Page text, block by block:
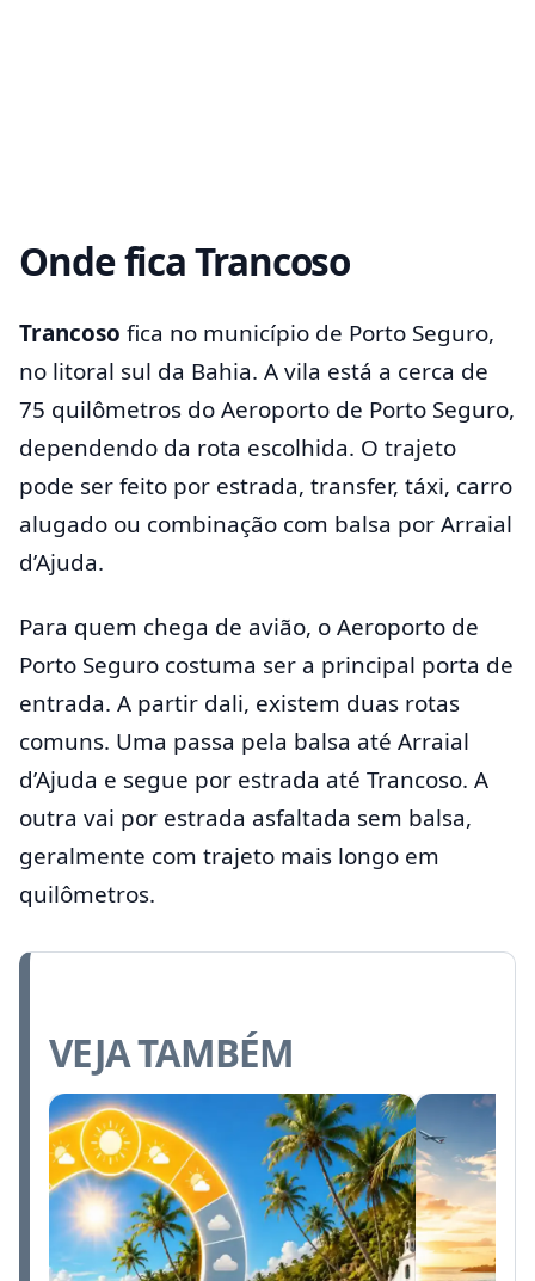
Onde fica Trancoso
Trancoso fica no município de Porto Seguro,
no litoral sul da Bahia. A vila está a cerca de
75 quilômetros do Aeroporto de Porto Seguro,
dependendo da rota escolhida. O trajeto
pode ser feito por estrada, transfer, táxi, carro
alugado ou combinação com balsa por Arraial
d’Ajuda.
Para quem chega de avião, o Aeroporto de
Porto Seguro costuma ser a principal porta de
entrada. A partir dali, existem duas rotas
comuns. Uma passa pela balsa até Arraial
d’Ajuda e segue por estrada até Trancoso. A
outra vai por estrada asfaltada sem balsa,
geralmente com trajeto mais longo em
quilômetros.
VEJA TAMBÉM